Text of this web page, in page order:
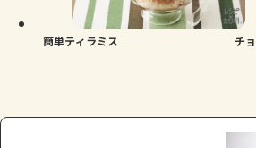
お買い物
簡単ティラミス チ